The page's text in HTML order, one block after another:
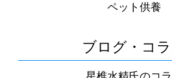
ペット供養
ブログ・コ